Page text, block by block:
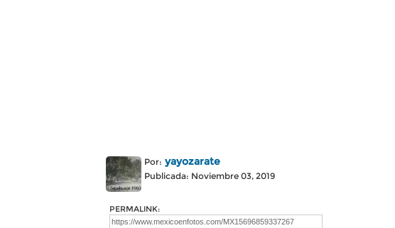
Por: yayozarate
Publicada: Noviembre 03, 2019
PERMALINK: